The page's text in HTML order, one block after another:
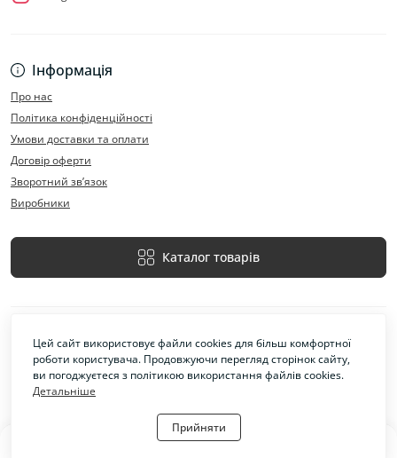
0
Інформація
Про нас
Політика конфіденційності
Умови доставки та оплати
Договір оферти
Зворотний зв’язок
Виробники
Каталог товарів
Цей сайт використовує файли cookies для більш комфортної
роботи користувача. Продовжуючи перегляд сторінок сайту,
ви погоджуєтеся з політикою використання файлів cookies.
Детальніше
Прийняти